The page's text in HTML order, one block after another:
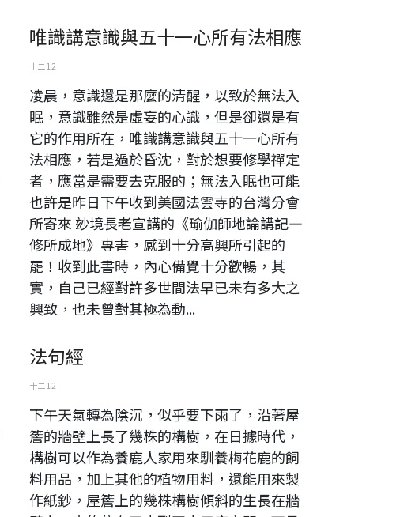
唯識講意識與五十一心所有法相應
十二 12
凌晨，意識還是那麼的清醒，以致於無法入
眠，意識雖然是虛妄的心識，但是卻還是有
它的作用所在，唯識講意識與五十一心所有
法相應，若是過於昏沈，對於想要修學禪定
者，應當是需要去克服的；無法入眠也可能
也許是昨日下午收到美國法雲寺的台灣分會
所寄來 玅境長老宣講的《瑜伽師地論講記—
修所成地》專書，感到十分高興所引起的
罷！收到此書時，內心備覺十分歡暢，其
實，自己已經對許多世間法早已未有多大之
興致，也未曾對其極為動...
法句經
十二 12
下午天氣轉為陰沉，似乎要下雨了，沿著屋
簷的牆壁上長了幾株的構樹，在日據時代，
構樹可以作為養鹿人家用來馴養梅花鹿的飼
料用品，加上其他的植物用料，還能用來製
作紙鈔，屋簷上的幾株構樹傾斜的生長在牆